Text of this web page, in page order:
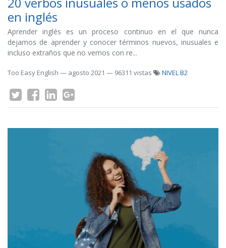
en inglés
Aprender inglés es un proceso continuo en el que nunca
dejamos de aprender y conocer términos nuevos, inusuales e
incluso extraños que no vemos con re...
Too Easy English — agosto 2021 — 96311 vistas NIVEL B2